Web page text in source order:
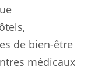
de bien-être
médicaux